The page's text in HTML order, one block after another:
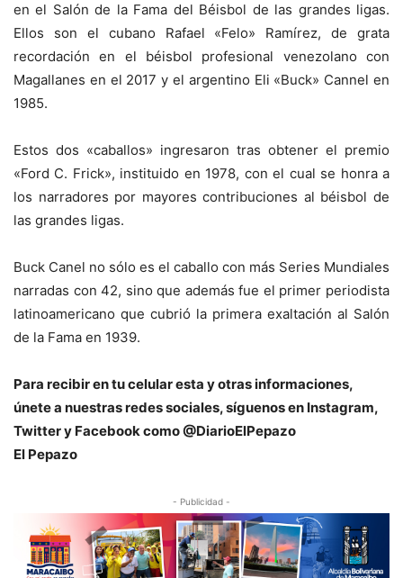
en el Salón de la Fama del Béisbol de las grandes ligas.
Ellos son el cubano Rafael «Felo» Ramírez, de grata
recordación en el béisbol profesional venezolano con
Magallanes en el 2017 y el argentino Eli «Buck» Cannel en
1985.
Estos dos «caballos» ingresaron tras obtener el premio
«Ford C. Frick», instituido en 1978, con el cual se honra a
los narradores por mayores contribuciones al béisbol de
las grandes ligas.
Buck Canel no sólo es el caballo con más Series Mundiales
narradas con 42, sino que además fue el primer periodista
latinoamericano que cubrió la primera exaltación al Salón
de la Fama en 1939.
Para recibir en tu celular esta y otras informaciones,
únete a nuestras redes sociales, síguenos en Instagram,
Twitter y Facebook como @DiarioElPepazo
El Pepazo
- Publicidad -